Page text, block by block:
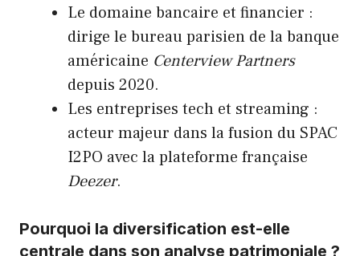
Le domaine bancaire et financier :
dirige le bureau parisien de la banque
américaine Centerview Partners
depuis 2020.
Les entreprises tech et streaming :
acteur majeur dans la fusion du SPAC
I2PO avec la plateforme française
Deezer.
Pourquoi la diversification est-elle
centrale dans son analyse patrimoniale ?